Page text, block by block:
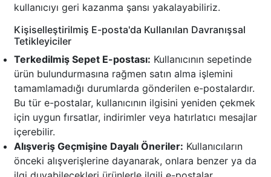
kullanıcıyı geri kazanma şansı yakalayabiliriz.
Kişiselleştirilmiş E-posta'da Kullanılan Davranışsal
Tetikleyiciler
Terkedilmiş Sepet E-postası: Kullanıcının sepetinde
ürün bulundurmasına rağmen satın alma işlemini
tamamlamadığı durumlarda gönderilen e-postalardır.
Bu tür e-postalar, kullanıcının ilgisini yeniden çekmek
için uygun fırsatlar, indirimler veya hatırlatıcı mesajlar
içerebilir.
Alışveriş Geçmişine Dayalı Öneriler: Kullanıcıların
önceki alışverişlerine dayanarak, onlara benzer ya da